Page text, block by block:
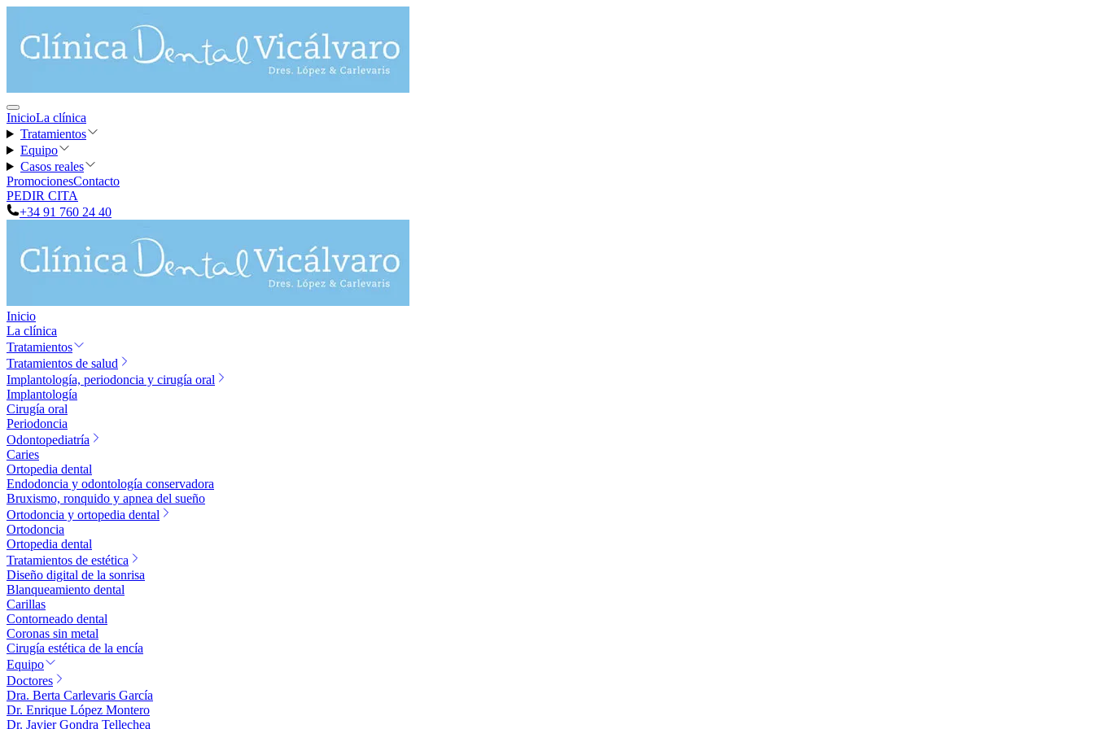
InicioLa clínica
Tratamientos
Equipo
Casos reales
PromocionesContacto
PEDIR CITA
+34 91 760 24 40
Inicio
La clínica
Tratamientos
Tratamientos de salud
Implantología, periodoncia y cirugía oral
Implantología
Cirugía oral
Periodoncia
Odontopediatría
Caries
Ortopedia dental
Endodoncia y odontología conservadora
Bruxismo, ronquido y apnea del sueño
Ortodoncia y ortopedia dental
Ortodoncia
Ortopedia dental
Tratamientos de estética
Diseño digital de la sonrisa
Blanqueamiento dental
Carillas
Contorneado dental
Coronas sin metal
Cirugía estética de la encía
Equipo
Doctores
Dra. Berta Carlevaris García
Dr. Enrique López Montero
Dr. Javier Gondra Tellechea